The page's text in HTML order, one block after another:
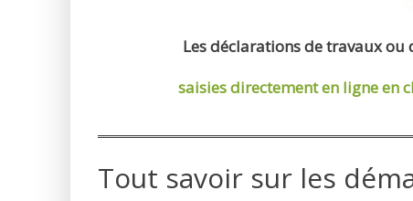
Les déclarations de travaux
saisies directement en ligneen
Tout savoir sur les